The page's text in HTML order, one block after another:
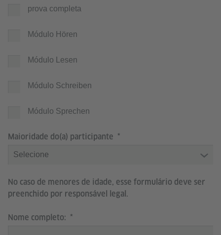
prova completa
Módulo Hören
Módulo Lesen
Módulo Schreiben
Módulo Sprechen
Maioridade do(a) participante
No caso de menores de idade, esse formulário deve ser
preenchido por responsável legal.
Nome completo: